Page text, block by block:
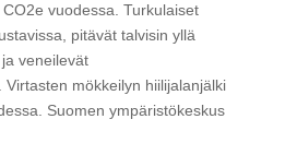
vuodessa. Turkulaiset
pitävät talvisin yllä
veneilevät
mökkeilyn hiilijalanjälki
Suomen ympäristökeskus